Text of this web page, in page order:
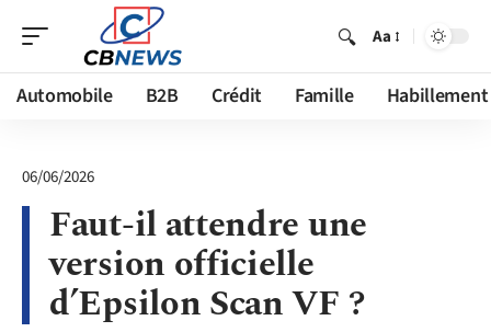
Aa
Automobile B2B Crédit Famille Habillement
06/06/2026
Faut-il attendre une
version officielle
d’Epsilon Scan VF ?